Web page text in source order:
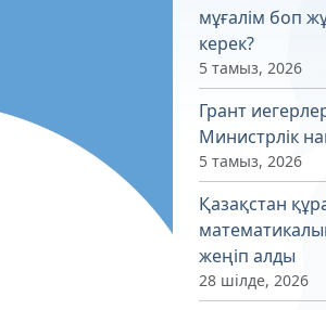
мұғалім боп
керек?
5 тамыз, 2026
Грант
Министрлік
5 тамыз, 2026
Қазақстан
жеңіп алды
28 шілде, 2026